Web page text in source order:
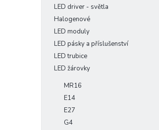
LED driver - světla
Halogenové
LED moduly
LED pásky a příslušenství
LED trubice
LED žárovky
MR16
E14
E27
G4